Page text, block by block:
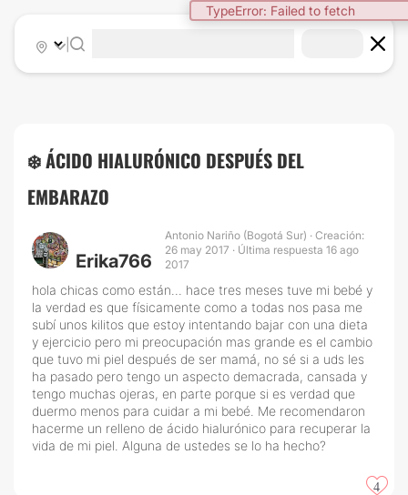
TypeError: Failed to fetch
|
❄️ ÁCIDO HIALURÓNICO DESPUÉS DEL
EMBARAZO
Erika766
Antonio Nariño (Bogotá Sur) · Creación:
26 may 2017 · Última respuesta 16 ago
2017
hola chicas como están... hace tres meses tuve mi bebé y
la verdad es que físicamente como a todas nos pasa me
subí unos kilitos que estoy intentando bajar con una dieta
y ejercicio pero mi preocupación mas grande es el cambio
que tuvo mi piel después de ser mamá, no sé si a uds les
ha pasado pero tengo un aspecto demacrada, cansada y
tengo muchas ojeras, en parte porque si es verdad que
duermo menos para cuidar a mi bebé. Me recomendaron
hacerme un relleno de ácido hialurónico para recuperar la
vida de mi piel. Alguna de ustedes se lo ha hecho?
4